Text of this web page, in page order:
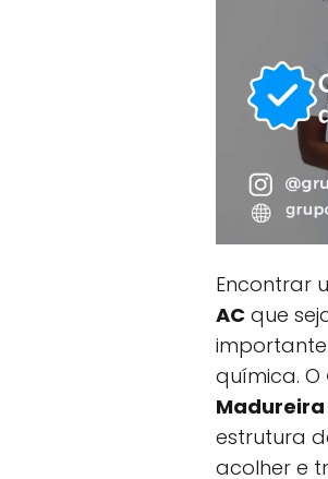
Encontrar
AC que
química. O
Madureira
estrutura
acolher e